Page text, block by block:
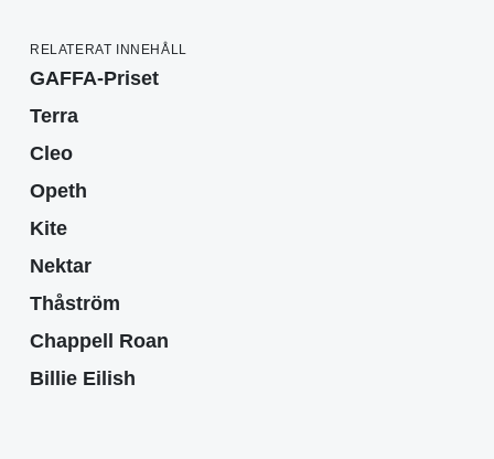
RELATERAT INNEHÅLL
GAFFA-Priset
Terra
Cleo
Opeth
Kite
Nektar
Thåström
Chappell Roan
Billie Eilish